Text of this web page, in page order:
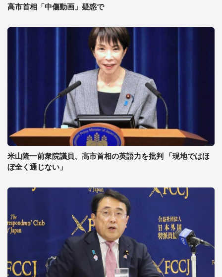
高市首相「中傷動画」疑惑で
米山隆一前衆院議員、高市首相の英語力を批判 「現地ではほ
ぼ全く通じない」